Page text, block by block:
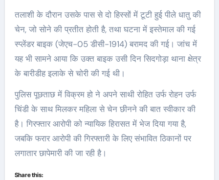
तलाशी के दौरान उसके पास से दो हिस्सों में टूटी हुई पीले धातु की
चेन, जो सोने की प्रतीत होती है, तथा घटना में इस्तेमाल की गई
स्प्लेंडर बाइक (जेएच-05 डीसी-1914) बरामद की गई। जांच में
यह भी सामने आया कि उक्त बाइक उसी दिन सिदगोड़ा थाना क्षेत्र
के बारीडीह इलाके से चोरी की गई थी।
पुलिस पूछताछ में विक्रम हो ने अपने साथी रोहित उर्फ रोहन उर्फ
चिंडी के साथ मिलकर महिला से चेन छीनने की बात स्वीकार की
है। गिरफ्तार आरोपी को न्यायिक हिरासत में भेज दिया गया है,
जबकि फरार आरोपी की गिरफ्तारी के लिए संभावित ठिकानों पर
लगातार छापेमारी की जा रही है।
Share this: